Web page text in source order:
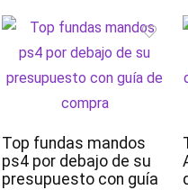
Top fundas mandos
ps4 por debajo de su
presupuesto con guía